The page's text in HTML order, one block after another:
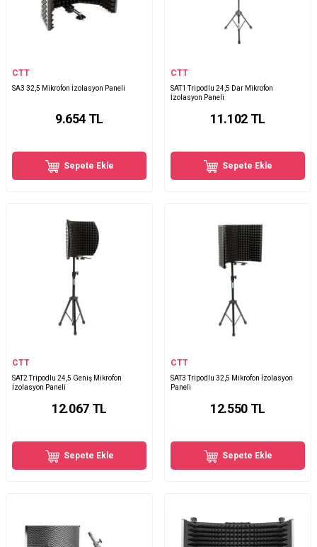
CTT
SA3 32,5 Mikrofon İzolasyon Paneli
9.654 TL
Sepete Ekle
CTT
SAT1 Tripodlu 24,5 Dar Mikrofon
İzolasyon Paneli
11.102TL
Sepete Ekle
CTT
SAT2 Tripodlu 24,5 Geniş Mikrofon
İzolasyon Paneli
12.067TL
Sepete Ekle
CTT
SAT3 Tripodlu 32,5 Mikrofon İzolasyon
Paneli
12.550TL
Sepete Ekle